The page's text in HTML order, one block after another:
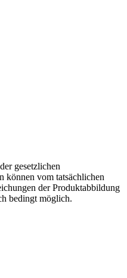
gesetzlichen
können vom tatsächlichen
der Produktabbildung
bedingt möglich.